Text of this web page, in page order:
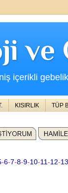
ve
içerikli
KISIRLIK TÜP
-6-7-8-9-10-11 -12-13